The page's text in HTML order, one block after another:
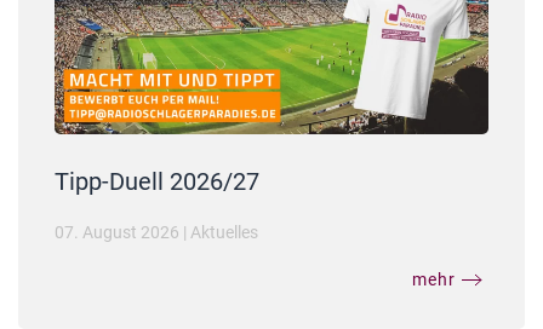
Tipp-Duell 2026/27
07. August 2026 | Aktuelles
mehr